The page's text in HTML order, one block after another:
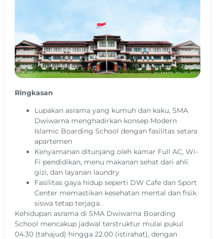
Ringkasan
Lupakan asrama yang kumuh dan kaku, SMA
Dwiwarna menghadirkan konsep Modern
Islamic Boarding School dengan fasilitas setara
apartemen
Kenyamanan ditunjang oleh kamar Full AC, Wi-
Fi pendidikan, menu makanan sehat dari ahli
gizi, dan layanan laundry
Fasilitas gaya hidup seperti DW Cafe dan Sport
Center memastikan kesehatan mental dan fisik
siswa tetap terjaga.
Kehidupan asrama di SMA Dwiwarna Boarding
School mencakup jadwal terstruktur mulai pukul
04.30 (tahajud) hingga 22.00 (istirahat), dengan